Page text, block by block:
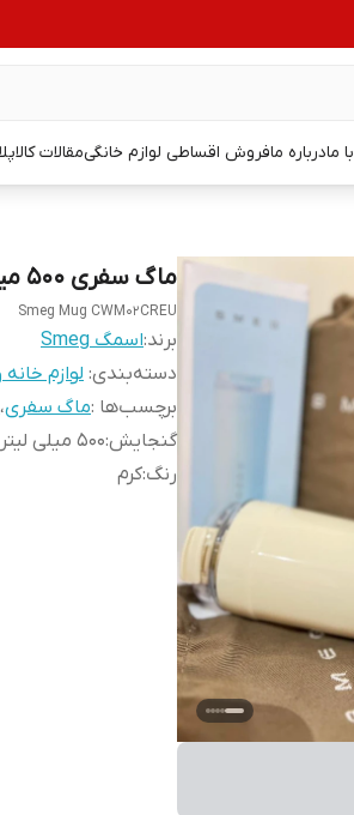
مادرباره مافروش اقساطی لوازم خانگیمقالات
ماگ سفری 500 میل اسمگ مدل CWM02CREU
Smeg Mug CWM02CREU
برند:اسمگ Smeg
دسته‌بندی: لوازم
برچسب‌ها :ماگ سفری،
گنجایش:500 میلی لیتر
رنگ:کرم